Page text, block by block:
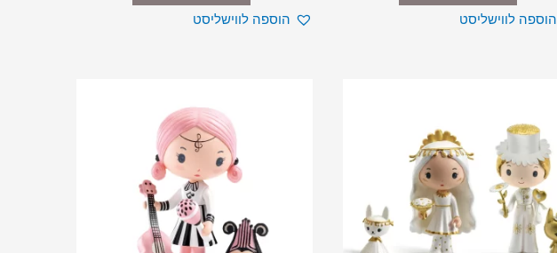
הוספה לווישליסט הוספה לווישליסט